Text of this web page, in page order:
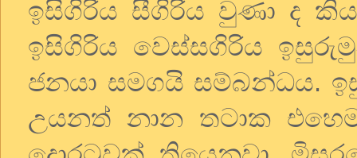
ඉසිගිරිය සීගිරිය වුණා ද
ඉසිගිරිය වෙස්සගිරිය
ජනයා සමගයි සම්බන්ධය.
උයනත් නාන තටාක